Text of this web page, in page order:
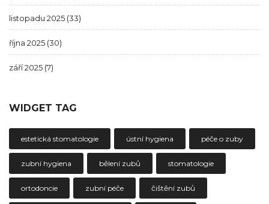
listopadu 2025 (33)
října 2025 (30)
září 2025 (7)
WIDGET TAG
estetická stomatologie ústní hygiena péče o zuby
zubní hygiena bělení zubů stomatologie
ortodoncie zubní péče čištění zubů